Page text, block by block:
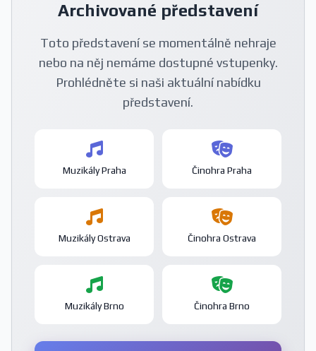
Archivované představení
Toto představení se momentálně nehraje
nebo na něj nemáme dostupné vstupenky.
Prohlédněte si naši aktuální nabídku
představení.
Muzikály Praha Činohra Praha
Muzikály Ostrava Činohra Ostrava
Muzikály Brno Činohra Brno